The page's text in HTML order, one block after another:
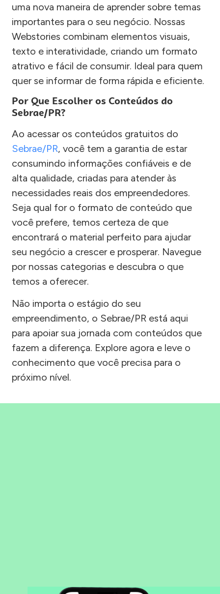
uma nova maneira de aprender sobre temas
importantes para o seu negócio. Nossas
Webstories combinam elementos visuais,
texto e interatividade, criando um formato
atrativo e fácil de consumir. Ideal para quem
quer se informar de forma rápida e eficiente.
Por Que Escolher os Conteúdos do
Sebrae/PR?
Ao acessar os conteúdos gratuitos do
Sebrae/PR, você tem a garantia de estar
consumindo informações confiáveis e de
alta qualidade, criadas para atender às
necessidades reais dos empreendedores.
Seja qual for o formato de conteúdo que
você prefere, temos certeza de que
encontrará o material perfeito para ajudar
seu negócio a crescer e prosperar. Navegue
por nossas categorias e descubra o que
temos a oferecer.
Não importa o estágio do seu
empreendimento, o Sebrae/PR está aqui
para apoiar sua jornada com conteúdos que
fazem a diferença. Explore agora e leve o
conhecimento que você precisa para o
próximo nível.